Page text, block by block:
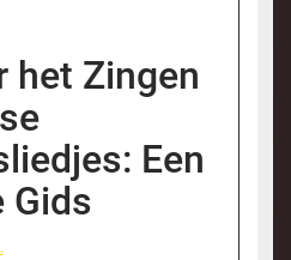
het Zingen
Een
Gids